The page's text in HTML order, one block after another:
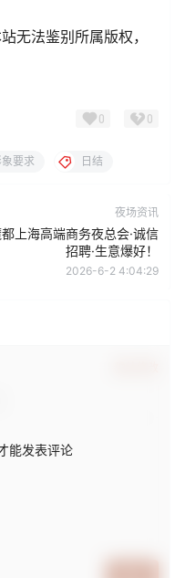
无法鉴别所属版权，
0 0
要求 日结
夜场资讯
上海高端商务夜总会·诚信
招聘·生意爆好！
2026-6-2 4:04:29
能发表评论